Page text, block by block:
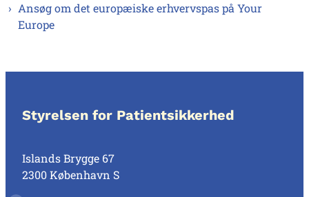
Ansøg om det europæiske erhvervspas på Your
Europe
Styrelsen for Patientsikkerhed
Islands Brygge 67
2300 København S